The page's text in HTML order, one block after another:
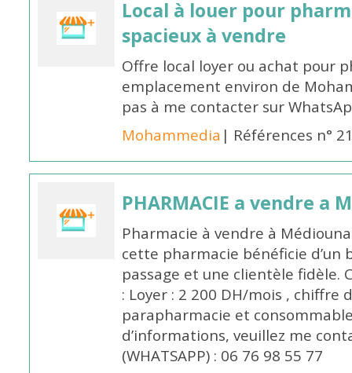
Local à louer pour
spacieux à vendre
Offre local loyer ou achat pour
emplacement environ de
pas à me contacter sur
Mohammedia | Références n°
PHARMACIE a vendre a
Pharmacie à vendre à
cette pharmacie bénéficie
passage et une clientèle fidèle.
: Loyer : 2 200 DH/mois , chiffre
parapharmacie et
d’informations, veuillez me
(WHATSAPP) : 06 76 98 55 77